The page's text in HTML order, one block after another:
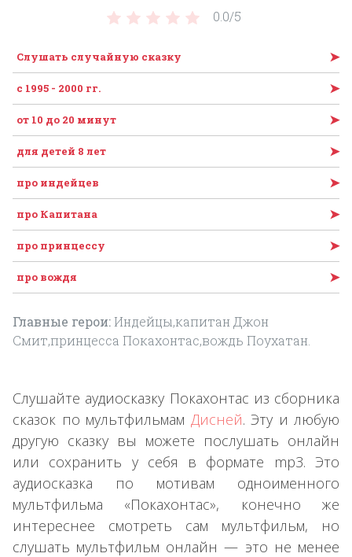
0.0/5
Слушать случайную сказку ➤
с 1995 - 2000 гг. ➤
от 10 до 20 минут ➤
для детей 8 лет ➤
про индейцев ➤
про Капитана ➤
про принцессу ➤
про вождя ➤
Главные герои: Индейцы,капитан Джон
Смит,принцесса Покахонтас,вождь Поухатан.
Слушайте аудиосказку Покахонтас из сборника
сказок по мультфильмам Дисней. Эту и любую
другую сказку вы можете послушать онлайн
или сохранить у себя в формате mp3. Это
аудиосказка по мотивам одноименного
мультфильма «Покахонтас», конечно же
интереснее смотреть сам мультфильм, но
слушать мультфильм онлайн — это не менее